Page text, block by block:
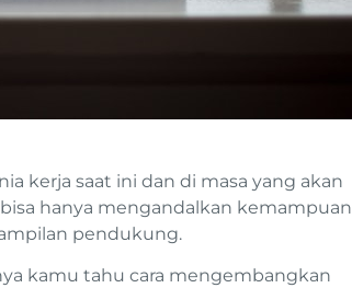
kerja saat ini dan di masa yang akan
hanya mengandalkan kemampuan
pendukung.
kamu tahu cara mengembangkan